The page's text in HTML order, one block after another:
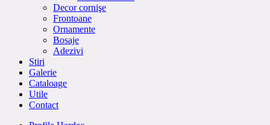
Decor cornişe
Frontoane
Ornamente
Bosaje
Adezivi
Stiri
Galerie
Cataloage
Utile
Contact